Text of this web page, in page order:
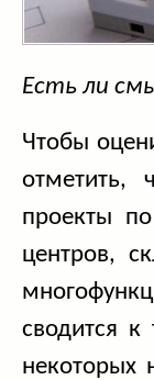
Есть ли
Чтобы
отметить,
проекты
центров,
сводится
некоторых